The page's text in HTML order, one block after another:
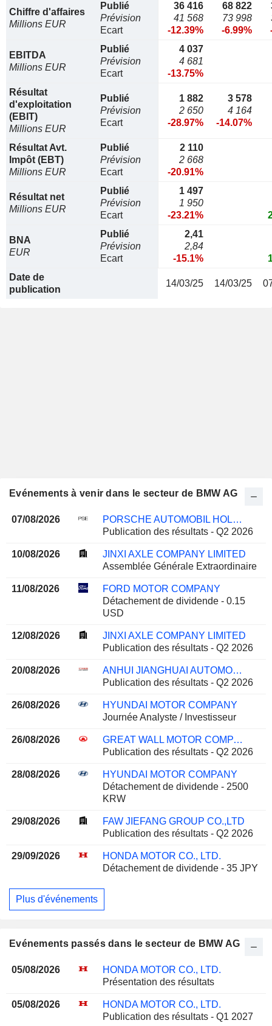
Chiffre d'affaires
Millions EUR
Publié
Prévision
Ecart
36 416
41 568
-12.39%
68 822
73 998
-6.99%
EBITDA
Millions EUR
Publié
Prévision
Ecart
4 037
4 681
-13.75%
Résultat
d'exploitation
(EBIT)
Millions EUR
Publié
Prévision
Ecart
1 882
2 650
-28.97%
3 578
4 164
-14.07%
Résultat Avt.
Impôt (EBT)
Millions EUR
Publié
Prévision
Ecart
2 110
2 668
-20.91%
Résultat net
Millions EUR
Publié
Prévision
Ecart
1 497
1 950
-23.21%
BNA
EUR
Publié
Prévision
Ecart
2,41
2,84
-15.1%
Date de
publication
14/03/25 14/03/25
Evénements à venir dans le secteur de BMW AG
07/08/2026
PORSCHE AUTOMOBIL HOLDING SE
Publication des résultats - Q2 2026
10/08/2026
JINXI AXLE COMPANY LIMITED
Assemblée Générale Extraordinaire
11/08/2026
FORD MOTOR COMPANY
Détachement de dividende - 0.15
USD
12/08/2026
JINXI AXLE COMPANY LIMITED
Publication des résultats - Q2 2026
20/08/2026
ANHUI JIANGHUAI AUTOMOBILE GROUP CORP.,LTD.
Publication des résultats - Q2 2026
26/08/2026
HYUNDAI MOTOR COMPANY
Journée Analyste / Investisseur
26/08/2026
GREAT WALL MOTOR COMPANY LIMITED
Publication des résultats - Q2 2026
28/08/2026
HYUNDAI MOTOR COMPANY
Détachement de dividende - 2500
KRW
29/08/2026
FAW JIEFANG GROUP CO.,LTD
Publication des résultats - Q2 2026
29/09/2026
HONDA MOTOR CO., LTD.
Détachement de dividende - 35 JPY
Plus d'événements
Evénements passés dans le secteur de BMW AG
05/08/2026
HONDA MOTOR CO., LTD.
Présentation des résultats
05/08/2026
HONDA MOTOR CO., LTD.
Publication des résultats - Q1 2027